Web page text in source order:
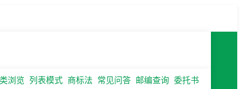
浏览 列表模式 商标法 常见问答 邮编查询 委托书